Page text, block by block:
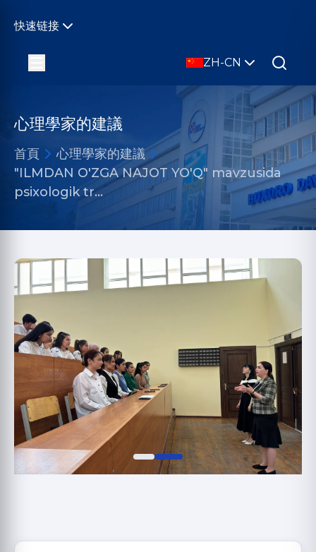
快速链接
ZH-CN
心理學家的建議
首頁
心理學家的建議
"ILMDAN O'ZGA NAJOT YO'Q" mavzusida
psixologik tr…